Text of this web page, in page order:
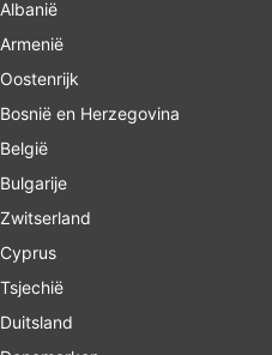
Albanië
Armenië
Oostenrijk
Bosnië en Herzegovina
België
Bulgarije
Zwitserland
Cyprus
Tsjechië
Duitsland